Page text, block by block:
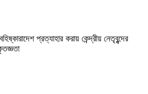
প্রত্যাহার করায় কেন্দ্রীয় নেতৃবৃন্দের